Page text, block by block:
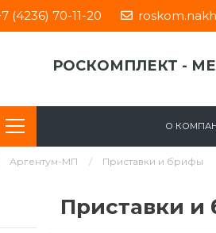
(4236) 70-11-20
РОСКОМПЛЕКТ -
О
Аргентум-МП Приставки и брифы
Приставки